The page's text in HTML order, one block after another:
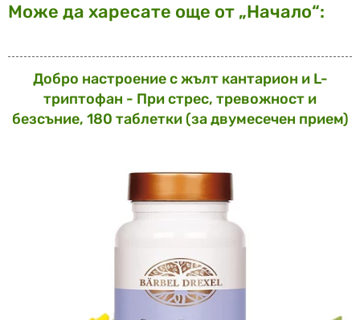
Може да харесате още от „Начало“:
Добро настроение с жълт кантарион и L-
триптофан - При стрес, тревожност и
безсъние, 180 таблетки (за двумесечен прием)